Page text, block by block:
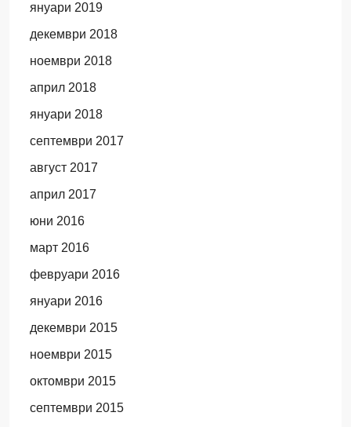
януари 2019
декември 2018
ноември 2018
април 2018
януари 2018
септември 2017
август 2017
април 2017
юни 2016
март 2016
февруари 2016
януари 2016
декември 2015
ноември 2015
октомври 2015
септември 2015